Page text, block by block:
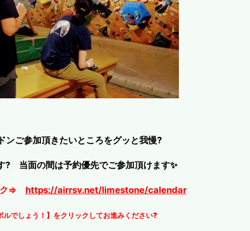
ンご参加頂きたいところをグッと我慢?
? 当面の間は予約優先でご参加頂けます✨
ク⇒ https://airrsv.net/limestone/calendar
でしょう！】をクリックしてお進みください?